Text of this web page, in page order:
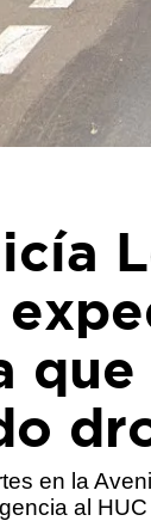
que
en la
al